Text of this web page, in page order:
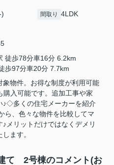
間取り 4LDK
徒歩78分車16分 6.2km
歩97分車20分 7.7km
物件。お得な制度が利用可能
入可能です。追加工事や家
♪◇多くの住宅メーカーを紹介
ら、色々な物件を比較してマ
メリットだけではなくデメリ
ます。
て 2号棟のコメント(お